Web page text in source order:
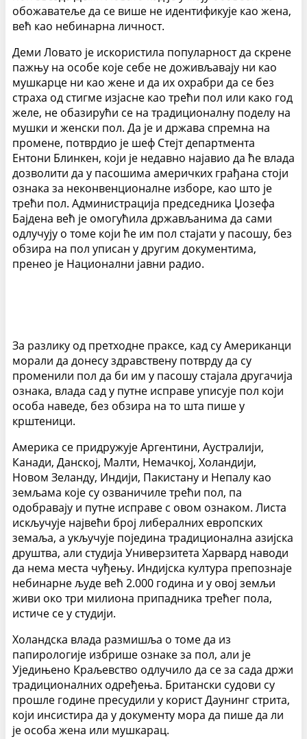
обожаватеље да се више не идентификује као жена,
већ као небинарна личност.
Деми Ловато је искористила популарност да скрене
пажњу на особе које себе не доживљавају ни као
мушкарце ни као жене и да их охрабри да се без
страха од стигме изјасне као трећи пол или како год
желе, не обазирући се на традиционалну поделу на
мушки и женски пол. Да је и држава спремна на
промене, потврдио је шеф Стејт департмента
Ентони Блинкен, који је недавно најавио да ће влада
дозволити да у пасошима америчких грађана стоји
ознака за неконвенционалне изборе, као што је
трећи пол. Администрација председника Џозефа
Бајдена већ је омогућила држављанима да сами
одлучују о томе који ће им пол стајати у пасошу, без
обзира на пол уписан у другим документима,
пренео је Национални јавни радио.
За разлику од претходне праксе, кад су Американци
морали да донесу здравствену потврду да су
променили пол да би им у пасошу стајала другачија
ознака, влада сад у путне исправе уписује пол који
особа наведе, без обзира на то шта пише у
крштеници.
Америка се придружује Аргентини, Аустралији,
Канади, Данској, Малти, Немачкој, Холандији,
Новом Зеланду, Индији, Пакистану и Непалу као
земљама које су озваничиле трећи пол, па
одобравају и путне исправе с овом ознаком. Листа
искључује највећи број либералних европских
земаља, а укључује поједина традиционална азијска
друштва, али студија Универзитета Харвард наводи
да нема места чуђењу. Индијска култура препознаје
небинарне људе већ 2.000 година и у овој земљи
живи око три милиона припадника трећег пола,
истиче се у студији.
Холандска влада размишља о томе да из
папирологије избрише ознаке за пол, али је
Уједињено Краљевство одлучило да се за сада држи
традиционалних одређења. Британски судови су
прошле године пресудили у корист Даунинг стрита,
који инсистира да у документу мора да пише да ли
је особа жена или мушкарац.